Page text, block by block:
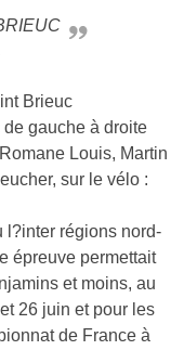
Brieuc
gauche à droite
Louis, Martin
sur le vélo :
l?inter régions nord-
épreuve permettait
et moins, au
26 juin et pour les
de France à